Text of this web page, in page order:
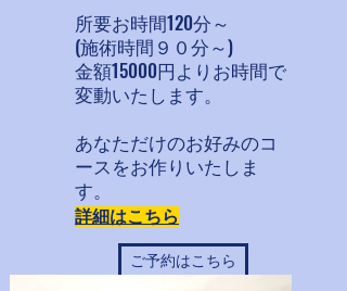
​所要お時間120分～
(施術時間９０分～)
金額15000円よりお時間で
変動いたします。
あなただけのお好みのコ
ースをお作りいたしま
す。
詳細はこちら
ご予約はこちら